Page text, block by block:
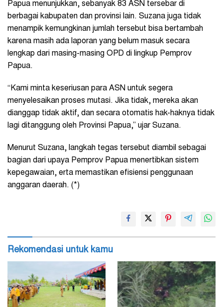
Papua menunjukkan, sebanyak 83 ASN tersebar di
berbagai kabupaten dan provinsi lain. Suzana juga tidak
menampik kemungkinan jumlah tersebut bisa bertambah
karena masih ada laporan yang belum masuk secara
lengkap dari masing-masing OPD di lingkup Pemprov
Papua.
“Kami minta keseriusan para ASN untuk segera
menyelesaikan proses mutasi. Jika tidak, mereka akan
dianggap tidak aktif, dan secara otomatis hak-haknya tidak
lagi ditanggung oleh Provinsi Papua,” ujar Suzana.
Menurut Suzana, langkah tegas tersebut diambil sebagai
bagian dari upaya Pemprov Papua menertibkan sistem
kepegawaian, erta memastikan efisiensi penggunaan
anggaran daerah. (*)
Rekomendasi untuk kamu